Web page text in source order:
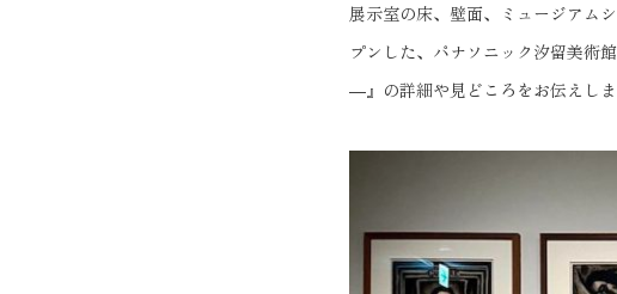
展示室の床、壁面、ミュージアム
プンした、パナソニック汐留美術
―』の詳細や見どころをお伝えしま